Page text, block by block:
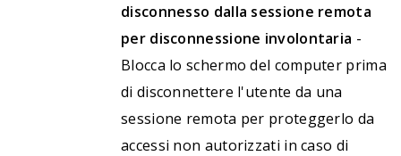
disconnesso dalla sessione remota
per disconnessione involontaria -
Blocca lo schermo del computer prima
di disconnettere l'utente da una
sessione remota per proteggerlo da
accessi non autorizzati in caso di